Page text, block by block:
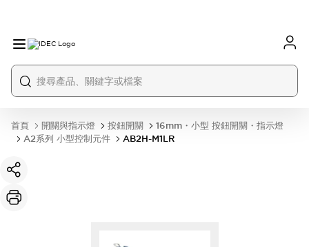
首頁 開關與指示燈 按鈕開關
16mm・小型 按鈕開關・指示燈
A2系列 小型控制元件
AB2H-M1LR